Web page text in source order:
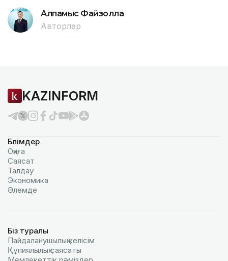
Алпамыс Файзолла
Авторлар
KAZINFORM
Бөлімдер
Оқиға
Саясат
Талдау
Экономика
Әлемде
Біз туралы
Пайдаланушылық келiciм
Құпиялылық саясаты